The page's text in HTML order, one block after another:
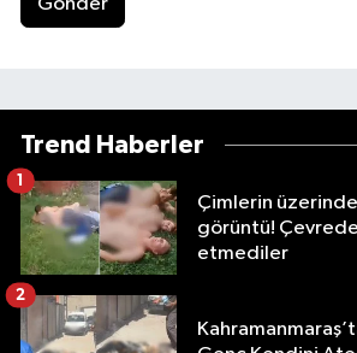
Trend Haberler
Çimlerin
görüntü!
etmediler
1
2